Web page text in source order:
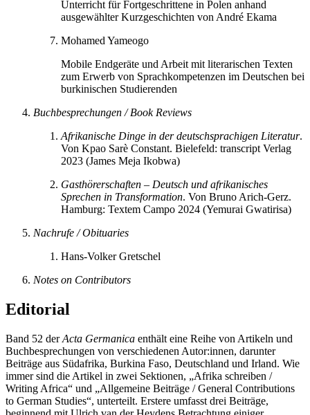
Unterricht für Fortgeschrittene in Polen anhand
ausgewählter Kurzgeschichten von André Ekama
Mohamed Yameogo
Mobile Endgeräte und Arbeit mit literarischen Texten
zum Erwerb von Sprachkompetenzen im Deutschen bei
burkinischen Studierenden
Buchbesprechungen /Book Reviews
Afrikanische Dinge in der deutschsprachigen Literatur.
Von Kpao Sarè Constant. Bielefeld: transcript Verlag
2023 (James Meja Ikobwa)
Gasthörerschaften – Deutsch und afrikanisches
Sprechen in Transformation. Von Bruno Arich-Gerz.
Hamburg: Textem Campo 2024 (Yemurai Gwatirisa)
Nachrufe / Obituaries
Hans-Volker Gretschel
Notes on Contributors
Editorial
Band 52 derActa Germanica enthält eine Reihe von Artikeln und
Buchbesprechungen von verschiedenen Autor:innen, darunter
Beiträge aus Südafrika, Burkina Faso, Deutschland und Irland. Wie
immer sind die Artikel in zwei Sektionen, „Afrika schreiben /
Writing Africa“ und „Allgemeine Beiträge / General Contributions
to German Studies“, unterteilt. Erstere umfasst drei Beiträge,